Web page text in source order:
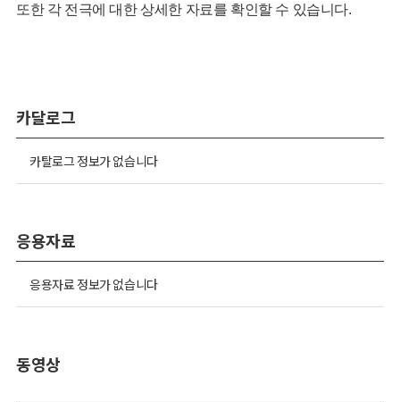
또한 각 전극에 대한 상세한 자료를 확인할 수 있습니다.
카달로그
카탈로그 정보가 없습니다
응용자료
응용자료 정보가 없습니다
동영상